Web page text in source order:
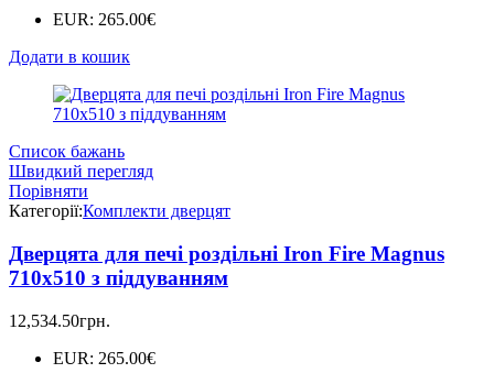
EUR: 265.00€
Додати в кошик
Список бажань
Швидкий перегляд
Порівняти
Категорії:Комплекти дверцят
Дверцята для печі роздільні Iron Fire Magnus
710х510 з піддуванням
12,534.50грн.
EUR: 265.00€